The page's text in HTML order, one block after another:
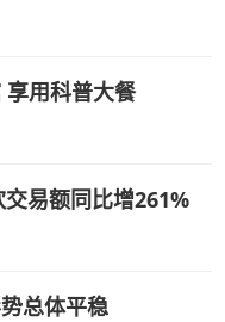
用科普大餐
易额同比增261%
总体平稳